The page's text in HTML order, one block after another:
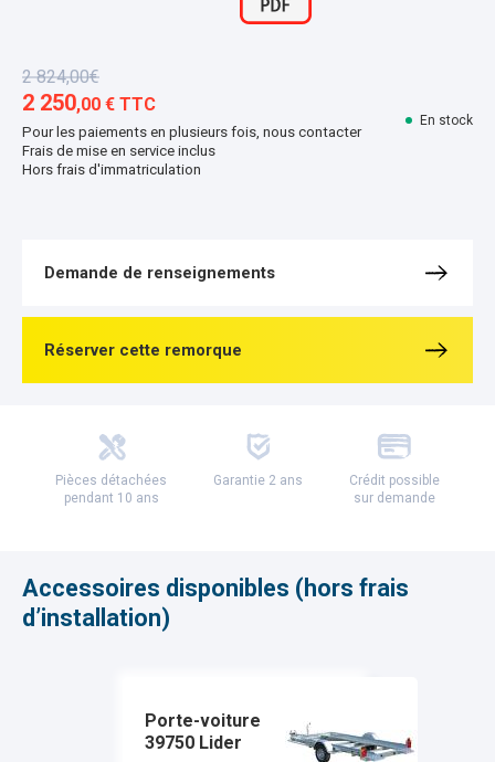
2 824,00€
2 250,00 € TTC
Pour les paiements en plusieurs fois, nous contacter
Frais de mise en service inclus
Hors frais d'immatriculation
En stock
Demande de renseignements
Réserver cette remorque
Pièces détachées
pendant 10 ans
Garantie 2 ans
Crédit possible
sur demande
Accessoires disponibles (hors frais
d’installation)
Porte-voiture
39750 Lider